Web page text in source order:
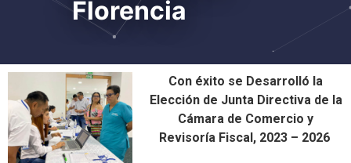
Florencia
Con éxito se Desarrolló la
Elección de Junta Directiva de la
Cámara de Comercio y
Revisoría Fiscal, 2023 – 2026